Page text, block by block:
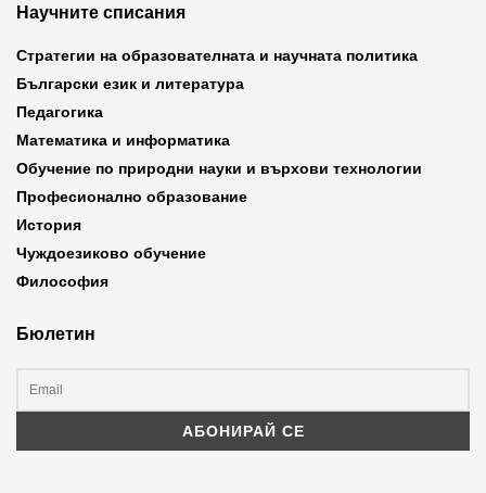
Научните списания
Стратегии на образователната и научната политика
Български език и литература
Педагогика
Математика и информатика
Обучение по природни науки и върхови технологии
Професионално образование
История
Чуждоезиково обучение
Философия
Бюлетин